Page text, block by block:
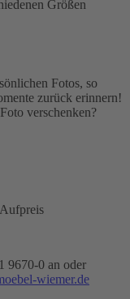
Fotos, so
zurück erinnern!
verschenken?
9670-0 an oder
wiemer.de